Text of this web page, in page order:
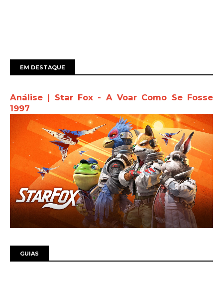
EM DESTAQUE
Análise | Star Fox - A Voar Como Se Fosse
1997
GUIAS